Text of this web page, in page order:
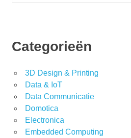
Categorieën
3D Design & Printing
Data & IoT
Data Communicatie
Domotica
Electronica
Embedded Computing